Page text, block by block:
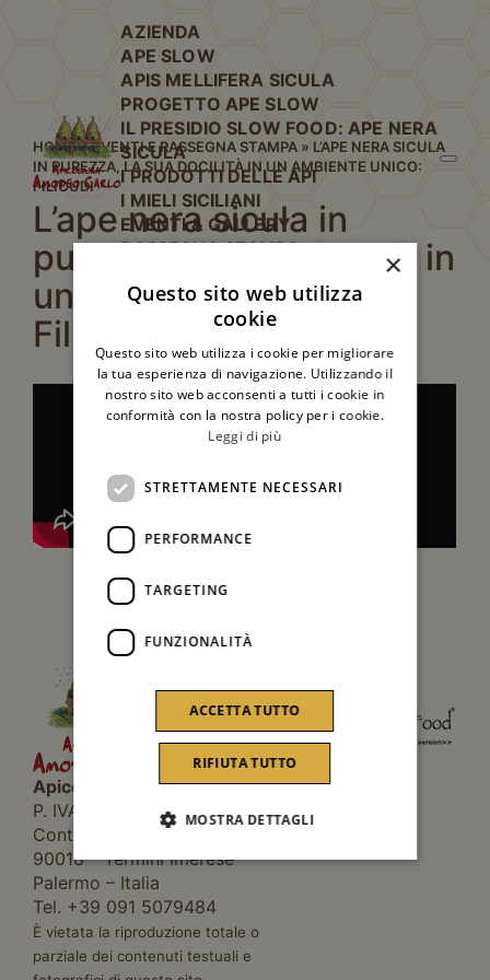
AZIENDA
APE SLOW
APIS MELLIFERA SICULA
PROGETTO APE SLOW
IL PRESIDIO SLOW FOOD: APE NERA
SICULA
I PRODOTTI DELLE API
I MIELI SICILIANI
EVENTI & GALLERY
RASSEGNA STAMPA
HOME»EVENTI E RASSEGNA STAMPA » L’APE NERA SICULA
IN PUREZZA, LA SUA DOCILITÀ IN UN AMBIENTE UNICO:
FILICUDI
L’ape nera sicula in
purezza, la sua docilità in
un ambiente unico:
Filicudi
Apicoltura Amodeo Carlo
P. IVA 03286140821
Contrada Madonna Diana
90018 – Termini Imerese
Palermo – Italia
Tel. +39 091 5079484
È vietata la riproduzione totale o
parziale dei contenuti testuali e
×
Questo sito web utilizza
cookie
Questo sito web utilizza i cookie per migliorare
la tua esperienza di navigazione. Utilizzando il
nostro sito web acconsenti a tutti i cookie in
conformità con la nostra policy per i cookie.
Leggi di più
STRETTAMENTE NECESSARI
PERFORMANCE
TARGETING
FUNZIONALITÀ
ACCETTA TUTTO
RIFIUTA TUTTO
MOSTRA DETTAGLI